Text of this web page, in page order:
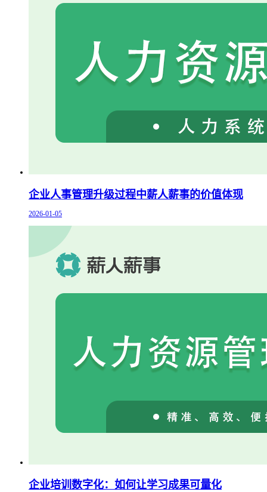
企业人事管理升级过程中薪人薪事的价值体现
2026-01-05
企业培训数字化：如何让学习成果可量化